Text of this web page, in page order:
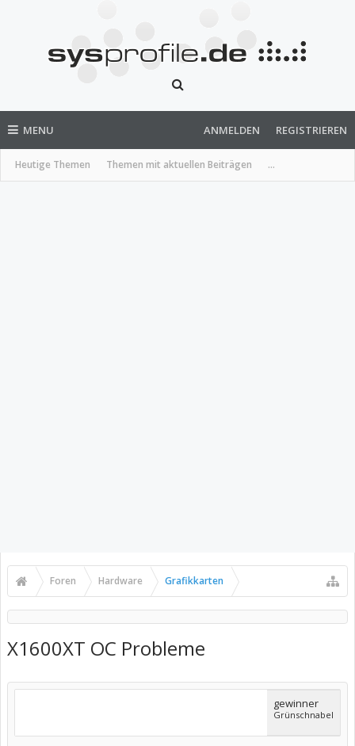
MENU
Heutige Themen Themen mit aktuellen Beiträgen ...
ANMELDEN REGISTRIEREN
Foren Hardware Grafikkarten
X1600XT OC Probleme
gewinner
Grünschnabel